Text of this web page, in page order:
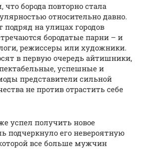
что борода повторно стала
относительно давно.
подряд на улицах городов
бородатые парни – и
режиссеры или художники.
в первую очередь айтишники,
успешные и
представители сильной
не против отрастить себе
успел получить новое
подчеркнуло его невероятную
все больше мужчин